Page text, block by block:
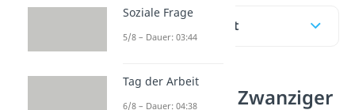
Inhaltsübersicht
Die Goldenen Zwanziger
Soziale Frage
5/8 – Dauer: 03:44
Tag der Arbeit
6/8 – Dauer: 04:38